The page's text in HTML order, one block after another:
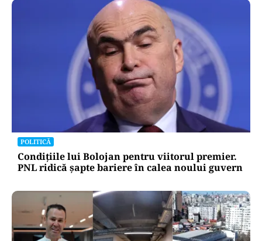
POLITICĂ
Condițiile lui Bolojan pentru viitorul premier.
PNL ridică șapte bariere în calea noului guvern